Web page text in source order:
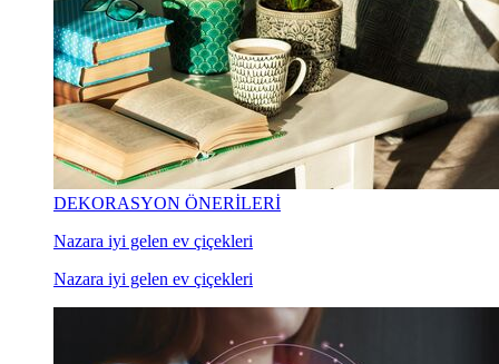
DEKORASYON ÖNERİLERİ
Nazara iyi gelen ev çiçekleri
Nazara iyi gelen ev çiçekleri